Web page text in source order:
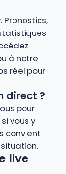
Pronostics,
à notre
réel pour
direct ?
pour
vous y
convient
live